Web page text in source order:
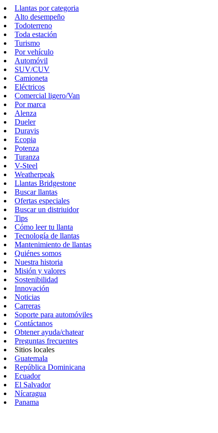
Llantas por categoria
Alto desempeño
Todoterreno
Toda estación
Turismo
Por vehículo
Automóvil
SUV/CUV
Camioneta
Eléctricos
Comercial ligero/Van
Por marca
Alenza
Dueler
Duravis
Ecopia
Potenza
Turanza
V-Steel
Weatherpeak
Llantas Bridgestone
Buscar llantas
Ofertas especiales
Buscar un distriuidor
Tips
Cómo leer tu llanta
Tecnología de llantas
Mantenimiento de llantas
Quiénes somos
Nuestra historia
Misión y valores
Sostenibilidad
Innovación
Noticias
Carreras
Soporte para automóviles
Contáctanos
Obtener ayuda/chatear
Preguntas frecuentes
Sitios locales
Guatemala
República Dominicana
Ecuador
El Salvador
Nícaragua
Panama